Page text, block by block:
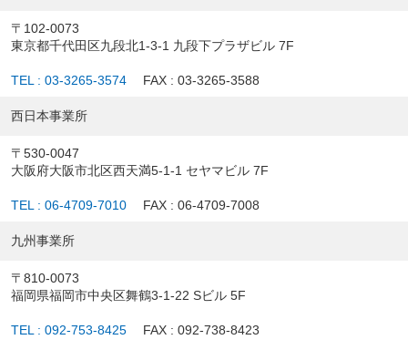
〒102-0073
東京都千代田区九段北1-3-1 九段下プラザビル 7F
TEL : 03-3265-3574 FAX : 03-3265-3588
西日本事業所
〒530-0047
大阪府大阪市北区西天満5-1-1 セヤマビル 7F
TEL : 06-4709-7010 FAX : 06-4709-7008
九州事業所
〒810-0073
福岡県福岡市中央区舞鶴3-1-22 Sビル 5F
TEL : 092-753-8425 FAX : 092-738-8423